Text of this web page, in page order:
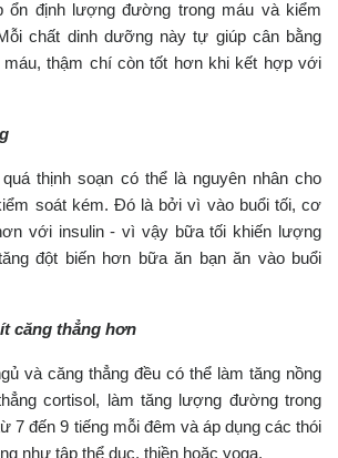
ổn định lượng đường trong máu và kiểm
chất dinh dưỡng này tự giúp cân bằng
máu, thậm chí còn tốt hơn khi kết hợp với
thịnh soạn có thể là nguyên nhân cho
soát kém. Đó là bởi vì vào buổi tối, cơ
với insulin - vì vậy bữa tối khiến lượng
đột biến hơn bữa ăn bạn ăn vào buổi
căng thẳng hơn
và căng thẳng đều có thể làm tăng nồng
cortisol, làm tăng lượng đường trong
7 đến 9 tiếng mỗi đêm và áp dụng các thói
như tập thể dục, thiền hoặc yoga.